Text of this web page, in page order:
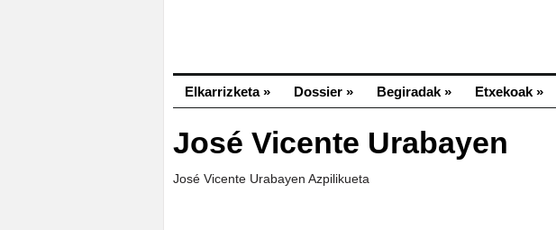
Elkarrizketa» Dossier » Begiradak » Etxekoak »
José Vicente Urabayen
José Vicente Urabayen Azpilikueta